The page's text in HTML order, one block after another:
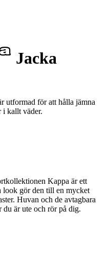
Jacka
utformad för att hålla jämna
i kallt väder.
Kappa är ett
look gör den till en mycket
Huvan och de avtagbara
du är ute och rör på dig.